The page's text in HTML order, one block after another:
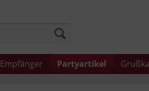
Empfänger Partyartikel